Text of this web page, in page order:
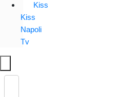
Kiss
Kiss
Napoli
Tv